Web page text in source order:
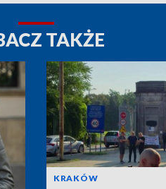
TAKŻE
KRAKÓW